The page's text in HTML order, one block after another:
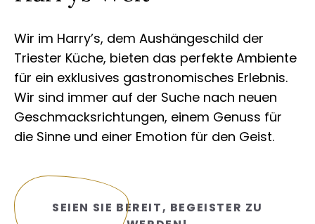
Wir im Harry’s, dem Aushängeschild der
Triester Küche, bieten das perfekte Ambiente
für ein exklusives gastronomisches Erlebnis.
Wir sind immer auf der Suche nach neuen
Geschmacksrichtungen, einem Genuss für
die Sinne und einer Emotion für den Geist.
SEIEN SIE BEREIT, BEGEISTER ZU